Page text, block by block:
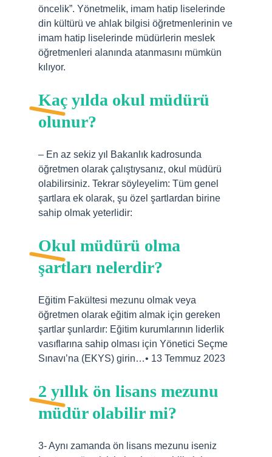
öncelik”. Yönetmelik, imam hatip liselerinde
din kültürü ve ahlak bilgisi öğretmenlerinin ve
imam hatip liselerinde müdürlerin meslek
öğretmenleri alanında atanmasını mümkün
kılıyor.
Kaç yılda okul müdürü
olunur?
– En az sekiz yıl Bakanlık kadrosunda
öğretmen olarak çalıştıysanız, okul müdürü
olabilirsiniz. Tekrar söyleyelim: Tüm genel
şartlara ek olarak, şu özel şartlardan birine
sahip olmak yeterlidir:
Okul müdürü olma
şartları nelerdir?
Eğitim Fakültesi mezunu olmak veya
öğretmen olarak eğitim almak için gereken
şartlar şunlardır: Eğitim kurumlarının liderlik
vasıflarına sahip olması için Yönetici Seçme
Sınavı’na (EKYS) girin…• 13 Temmuz 2023
2 yıllık ön lisans mezunu
müdür olabilir mi?
3- Aynı zamanda ön lisans mezunu iseniz